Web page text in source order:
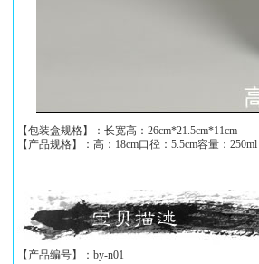
【包装盒规格】：长宽高：26cm*21.5cm*11cm
【产品规格】：高：18cm口径：5.5cm容量：250ml
【产品编号】：by-n01